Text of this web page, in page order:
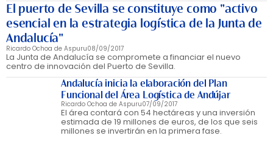
El puerto de Sevilla se constituye como "activo
esencial en la estrategia logística de la Junta de
Andalucía"
Ricardo Ochoa de Aspuru08/09/2017
La Junta de Andalucía se compromete a financiar el nuevo
centro de innovación del Puerto de Sevilla.
Andalucía inicia la elaboración del Plan
Funcional del Área Logística de Andújar
Ricardo Ochoa de Aspuru07/09/2017
El área contará con 54 hectáreas y una inversión
estimada de 19 millones de euros, de los que seis
millones se invertirán en la primera fase.